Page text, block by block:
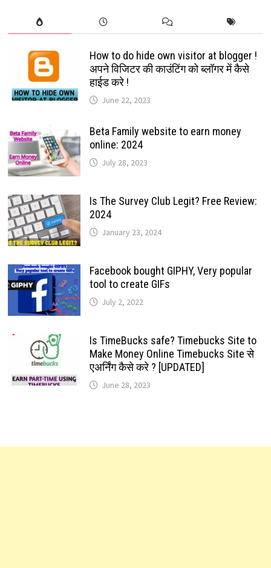
How to do hide own visitor at blogger !
अपने विजिटर की काउंटिंग को ब्लॉगर में कैसे
हाईड करे !
June 22, 2023
Beta Family website to earn money
online: 2024
July 28, 2023
Is The Survey Club Legit? Free Review:
2024
January 23, 2024
Facebook bought GIPHY, Very popular
tool to create GIFs
July 2, 2022
Is TimeBucks safe? Timebucks Site to
Make Money Online Timebucks Site से
एअर्निंग कैसे करे ? [UPDATED]
June 28, 2023